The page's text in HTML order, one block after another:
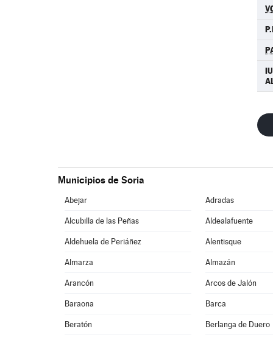
Municipios de Soria
Abejar Adradas
Alcubilla de las Peñas Aldealafuente
Aldehuela de Periáñez Alentisque
Almarza Almazán
Arancón Arcos de Jalón
Baraona Barca
Beratón Berlanga de Duero